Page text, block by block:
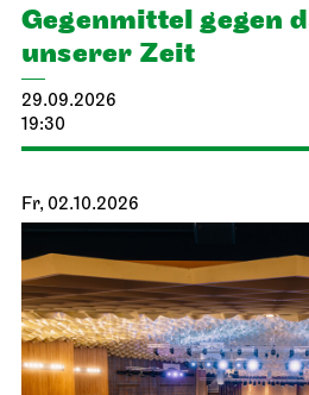
Gegen­mittel gegen
unserer Zeit
29.09.2026
19:30
Fr, 02.10.2026